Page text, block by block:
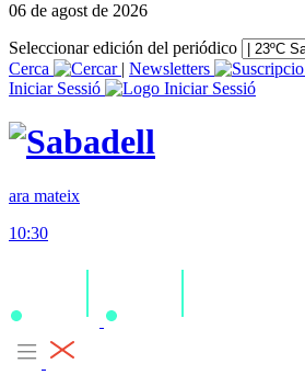
06 de agost de 2026
Seleccionar edición del periódico
Cerca
| Newsletters
Iniciar Sessió
ara mateix
10:30